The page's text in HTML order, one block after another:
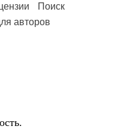
Поиск
авторов